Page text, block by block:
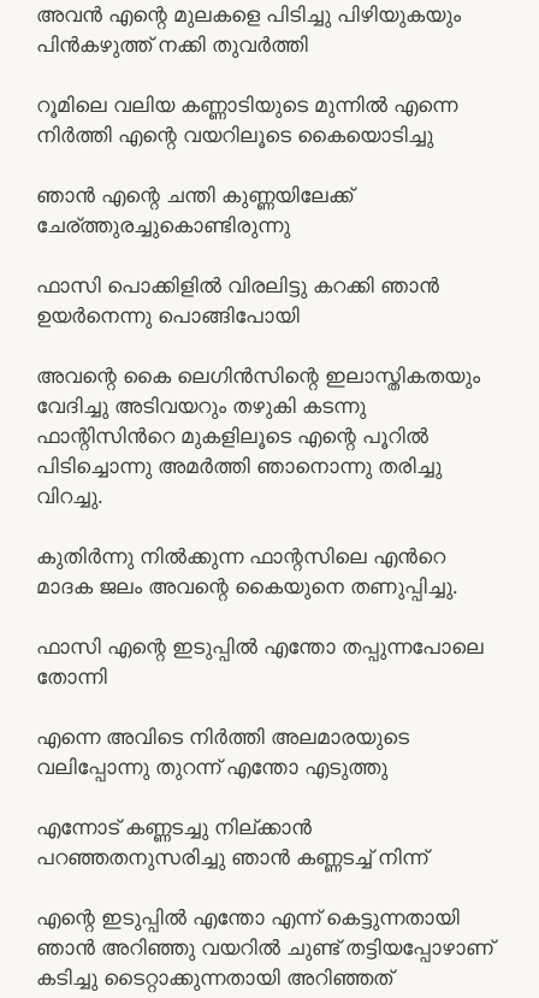
അവൻ എന്റെ മുലകളെ പിടിച്ചു പിഴിയുകയും
പിൻകഴുത്ത് നക്കി തുവർത്തി
റൂമിലെ വലിയ കണ്ണാടിയുടെ മുന്നിൽ എന്നെ
നിർത്തി എന്റെ വയറിലൂടെ കൈയൊടിച്ചു
ഞാൻ എന്റെ ചന്തി കുണ്ണയിലേക്ക്
ചേര്ത്തുരച്ചുകൊണ്ടിരുന്നു
ഫാസി പൊക്കിളിൽ വിരലിട്ടു കറക്കി ഞാൻ
ഉയർനെന്നു പൊങ്ങിപോയി
അവന്റെ കൈ ലെഗിൻസിന്റെ ഇലാസ്തികതയും
വേദിച്ചു അടിവയറും തഴുകി കടന്നു
ഫാന്റിസിൻറെ മുകളിലൂടെ എന്റെ പൂറിൽ
പിടിച്ചൊന്നു അമർത്തി ഞാനൊന്നു തരിച്ചു
വിറച്ചു.
കുതിർന്നു നിൽക്കുന്ന ഫാന്റസിലെ എൻറെ
മാദക ജലം അവന്റെ കൈയുനെ തണുപ്പിച്ചു.
ഫാസി എന്റെ ഇടുപ്പിൽ എന്തോ തപ്പുന്നപോലെ
തോന്നി
എന്നെ അവിടെ നിർത്തി അലമാരയുടെ
വലിപ്പോന്നു തുറന്ന് എന്തോ എടുത്തു
എന്നോട് കണ്ണടച്ചു നില്ക്കാൻ
പറഞ്ഞതനുസരിച്ചു ഞാൻ കണ്ണടച്ച് നിന്ന്
എന്റെ ഇടുപ്പിൽ എന്തോ എന്ന് കെട്ടുന്നതായി
ഞാൻ അറിഞ്ഞു വയറിൽ ചുണ്ട് തട്ടിയപ്പോഴാണ്
കടിച്ചു ടൈറ്റാക്കുന്നതായി അറിഞ്ഞത്